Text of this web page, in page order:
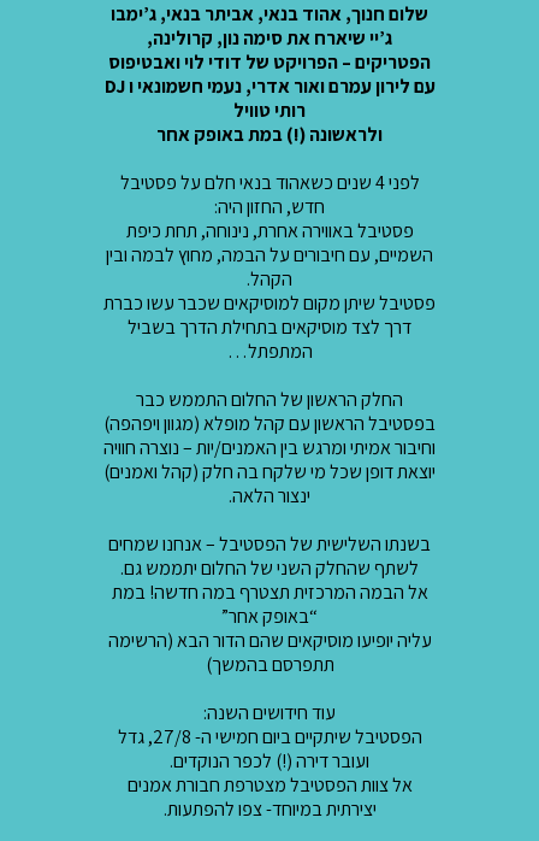
שלום חנוך, אהוד בנאי, אביתר בנאי,ג’ימבו
ג’יי שיארח את סימה נון, קרולינה,
הפטריקים – הפרויקט של דודי לוי ואבטיפוס
עם לירון עמרם ואור אדרי, נעמי חשמונאי ו DJ
רותי טוויל
ולראשונה (!) במת באופק אחר
לפני 4 שנים כשאהוד בנאי חלם על פסטיבל
חדש, החזון היה:
פסטיבל באווירה אחרת, נינוחה, תחת כיפת
השמיים, עם חיבורים על הבמה, מחוץ לבמה ובין
הקהל.
פסטיבל שיתן מקום למוסיקאים שכבר עשו כברת
דרך לצד מוסיקאים בתחילת הדרך בשביל
המתפתל…
החלק הראשון של החלום התממש כבר
בפסטיבל הראשון עם קהל מופלא (מגוון ויפהפה)
וחיבור אמיתי ומרגש בין האמנים/יות – נוצרה חוויה
יוצאת דופן שכל מי שלקח בה חלק (קהל ואמנים)
ינצור הלאה.
בשנתו השלישית של הפסטיבל – אנחנו שמחים
לשתף שהחלק השני של החלום יתממש גם.
אל הבמה המרכזית תצטרף במה חדשה! במת
“באופק אחר”
עליה יופיעו מוסיקאים שהם הדור הבא (הרשימה
תתפרסם בהמשך)
עוד חידושים השנה:
הפסטיבל שיתקיים ביום חמישי ה- 27/8, גדל
ועובר דירה (!) לכפר הנוקדים.
אל צוות הפסטיבל מצטרפת חבורת אמנים
יצירתית במיוחד- צפו להפתעות.